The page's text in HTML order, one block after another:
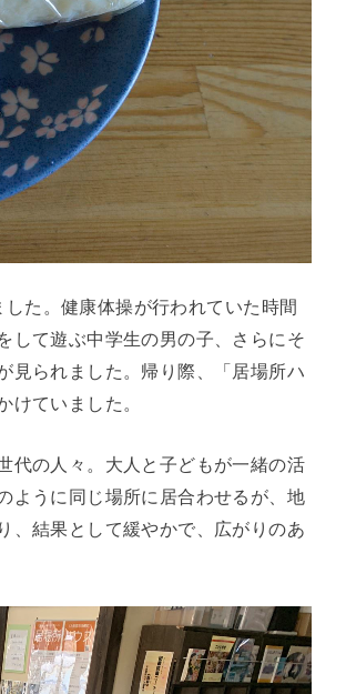
た。健康体操が行われていた時間
して遊ぶ中学生の男の子、さらにそ
見られました。帰り際、「居場所ハ
けていました。
代の人々。大人と子どもが一緒の活
ように同じ場所に居合わせるが、地
、結果として緩やかで、広がりのあ